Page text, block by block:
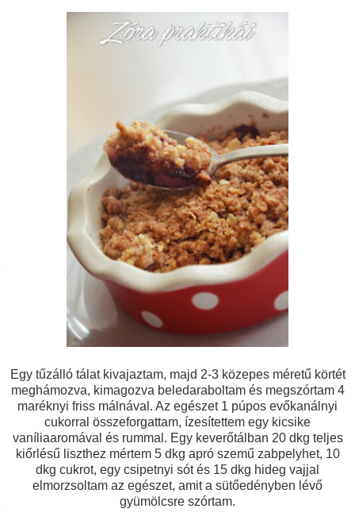
Egy tűzálló tálat kivajaztam, majd 2-3 közepes méretű körtét
meghámozva, kimagozva beledaraboltam és megszórtam 4
maréknyi friss málnával. Az egészet 1 púpos evőkanálnyi
cukorral összeforgattam, ízesítettem egy kicsike
vaníliaaromával és rummal. Egy keverőtálban 20 dkg teljes
kiőrlésű liszthez mértem 5 dkg apró szemű zabpelyhet, 10
dkg cukrot, egy csipetnyi sót és 15 dkg hideg vajjal
elmorzsoltam az egészet, amit a sütőedényben lévő
gyümölcsre szórtam.